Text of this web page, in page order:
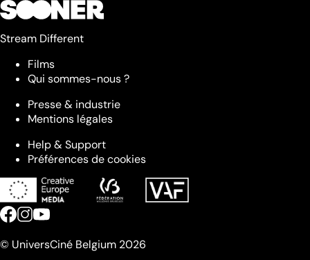
Stream Different
Films
Qui sommes-nous ?
Presse & industrie
Mentions légales
Help & Support
Préférences de cookies
© UniversCiné Belgium 2026